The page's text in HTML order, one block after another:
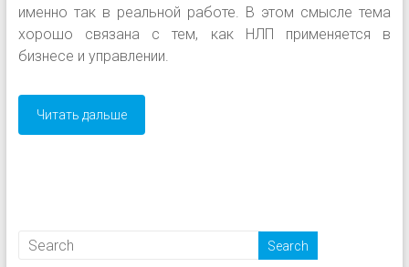
именно так в реальной работе. В этом смысле тема
хорошо связана с тем, как НЛП применяется в
бизнесе и управлении.
Читать дальше